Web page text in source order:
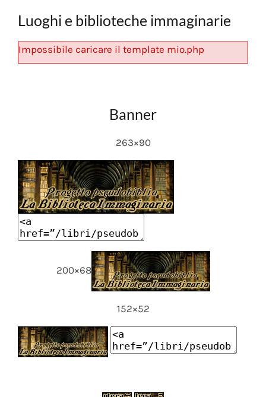
Luoghi e biblioteche immaginarie
Impossibile caricare il template mio.php
Banner
263×90
200×68
152×52